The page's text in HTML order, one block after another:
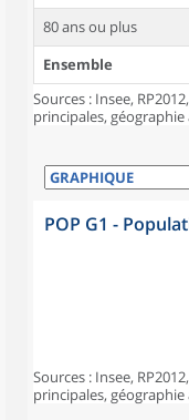
80 ans ou plus
Ensemble
Sources : Insee,
principales,
POP G1 -
Sources : Insee,
principales,